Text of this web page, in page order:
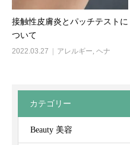
接触性皮膚炎とパッチテストに
ついて
2022.03.27 アレルギー, ヘナ
カテゴリー
Beauty 美容